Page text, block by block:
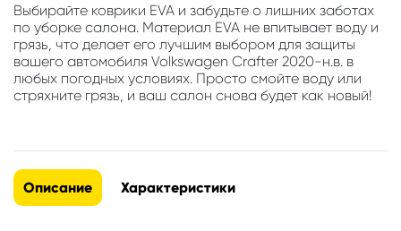
Выбирайте коврики EVA и забудьте о лишних заботах
по уборке салона. Материал EVA не впитывает воду и
грязь, что делает его лучшим выбором для защиты
вашего автомобиля Volkswagen Crafter 2020-н.в. в
любых погодных условиях. Просто смойте воду или
стряхните грязь, и ваш салон снова будет как новый!
Описание Характеристики